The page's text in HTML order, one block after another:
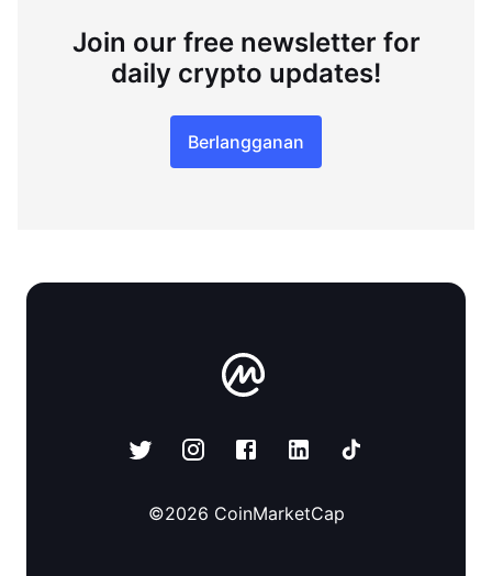
Join our free newsletter for
daily crypto updates!
Berlangganan
©2026 CoinMarketCap